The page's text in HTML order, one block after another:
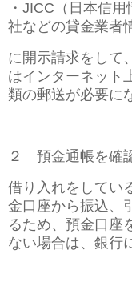
・JICC（日本信
社などの貸金業者
に開示請求をして
はインターネット
類の郵送が必要に
２ 預金通帳を確
借り入れをしてい
金口座から振込、
るため、預金口座
ない場合は、銀行